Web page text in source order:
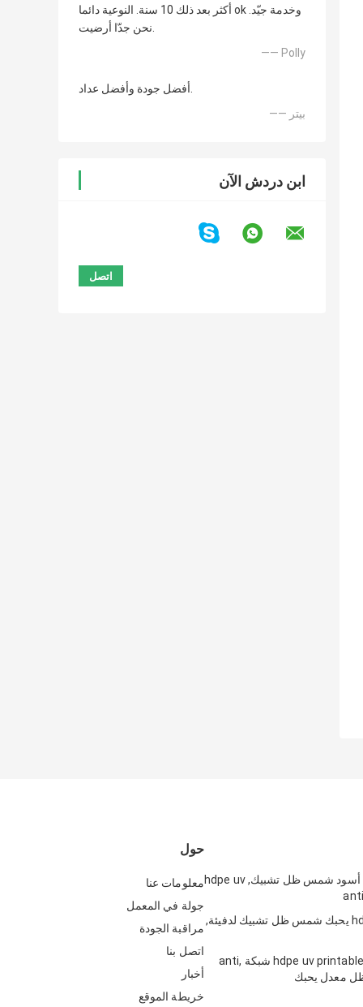
أكثر بعد ذلك 10 سنة. النوعية دائما ok وخدمة جيّد.
نحن جدّا أرضيت.
—— Polly
أفضل جودة وأفضل عداد.
—— بيتر
ابن دردش الآن
حول
معلومات عنا
جولة في المعمل
مراقبة الجودة
اتصل بنا
أخبار
خريطة الموقع
dark-green, أسود شمس ظل تشبيك, hdpe uv
hdpe Raschel يحبك شمس ظل تشبيك لدفيئة,
hdpe uv printable Carparking شبكة anti,